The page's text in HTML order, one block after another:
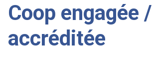
Coop engagée /
accréditée